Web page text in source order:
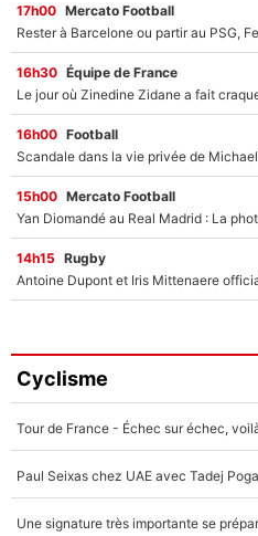
17h00 Mercato Football
16h30 Équipe de France
16h00 Football
15h00 Mercato Football
Yan Diomandé au Real Madrid : La
14h15 Rugby
Cyclisme